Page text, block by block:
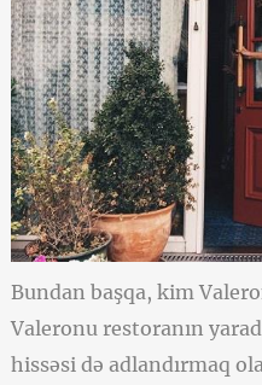
Bundan başqa, kim
Valeronu restoranın
hissəsi də adlandırmaq